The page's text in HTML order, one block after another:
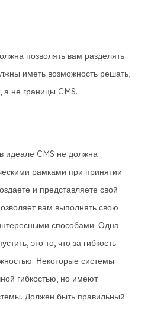
позволять вам разделять
иметь возможность решать,
а не границы CMS.
идеале CMS не должна
рамками при принятии
и представляете свой
вам выполнять свою
способами. Одна
это то, что за гибкость
Некоторые системы
гибкостью, но имеют
Должен быть правильный